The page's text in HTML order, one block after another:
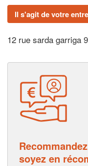
Il s'agit de votre
12 rue sarda garriga
soyez en